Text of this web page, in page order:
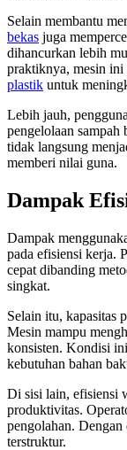
Selain membantu
bekas juga
dihancurkan lebih
praktiknya, mesin ini
plastik untuk
Lebih jauh,
pengelolaan
tidak langsung
memberi nilai guna.
Dampak
Dampak
pada efisiensi kerja.
cepat dibanding
singkat.
Selain itu, kapasitas
Mesin mampu
konsisten. Kondisi
kebutuhan bahan
Di sisi lain, efisiensi
produktivitas.
pengolahan.
terstruktur.